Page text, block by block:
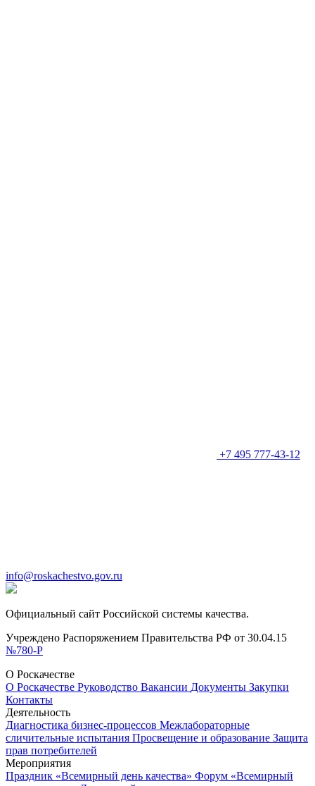
+7 495 777-43-12
info@roskachestvo.gov.ru
Официальный сайт Российской системы качества.
Учреждено Распоряжением Правительства РФ от 30.04.15
№780-Р
О Роскачестве
О Роскачестве Руководство Вакансии Документы Закупки
Контакты
Деятельность
Диагностика бизнес-процессов Межлабораторные
сличительные испытания Просвещение и образование Защита
прав потребителей
Мероприятия
Праздник «Всемирный день качества» Форум «Всемирный